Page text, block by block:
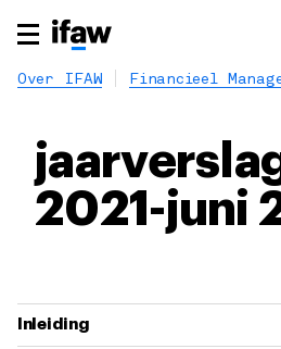
Over IFAW Financieel
2021-juni
Inleiding